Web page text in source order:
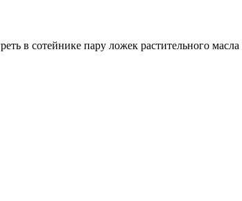
в сотейнике пару ложек растительного